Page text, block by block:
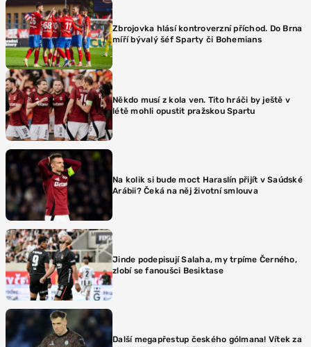
Zbrojovka hlásí kontroverzní příchod. Do Brna
míří bývalý šéf Sparty či Bohemians
Někdo musí z kola ven. Tito hráči by ještě v
létě mohli opustit pražskou Spartu
Na kolik si bude moct Haraslín přijít v Saúdské
Arábii? Čeká na něj životní smlouva
Jinde podepisují Salaha, my trpíme Černého,
zlobí se fanoušci Besiktase
Další megapřestup českého gólmana! Vítek za